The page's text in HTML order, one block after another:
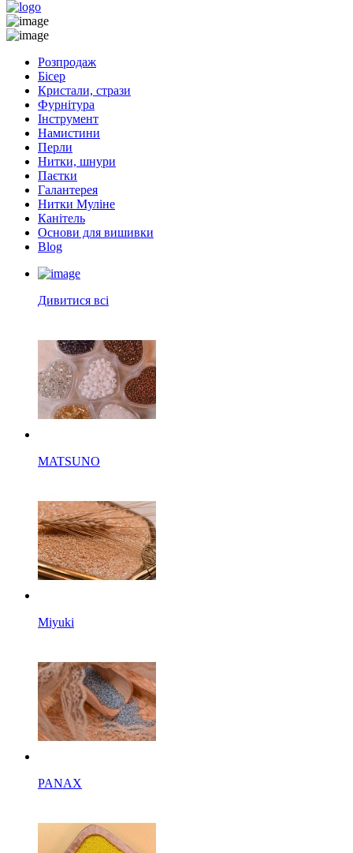
Розпродаж
Бісер
Кристали, стрази
Фурнітура
Інструмент
Намистини
Перли
Нитки, шнури
Паєтки
Галантерея
Нитки Муліне
Канітель
Основи для вишивки
Blog
Дивитися всі
MATSUNO
Miyuki
PANAX